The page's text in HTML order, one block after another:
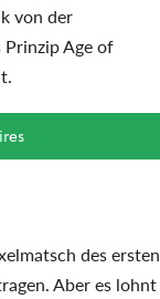
von der
Age of
des ersten
Aber es lohnt